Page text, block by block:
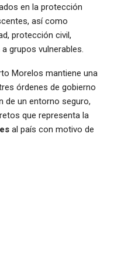
en la protección
así como
protección civil,
grupos vulnerables.
Morelos mantiene una
órdenes de gobierno
de un entorno seguro,
que representa la
al país con motivo de